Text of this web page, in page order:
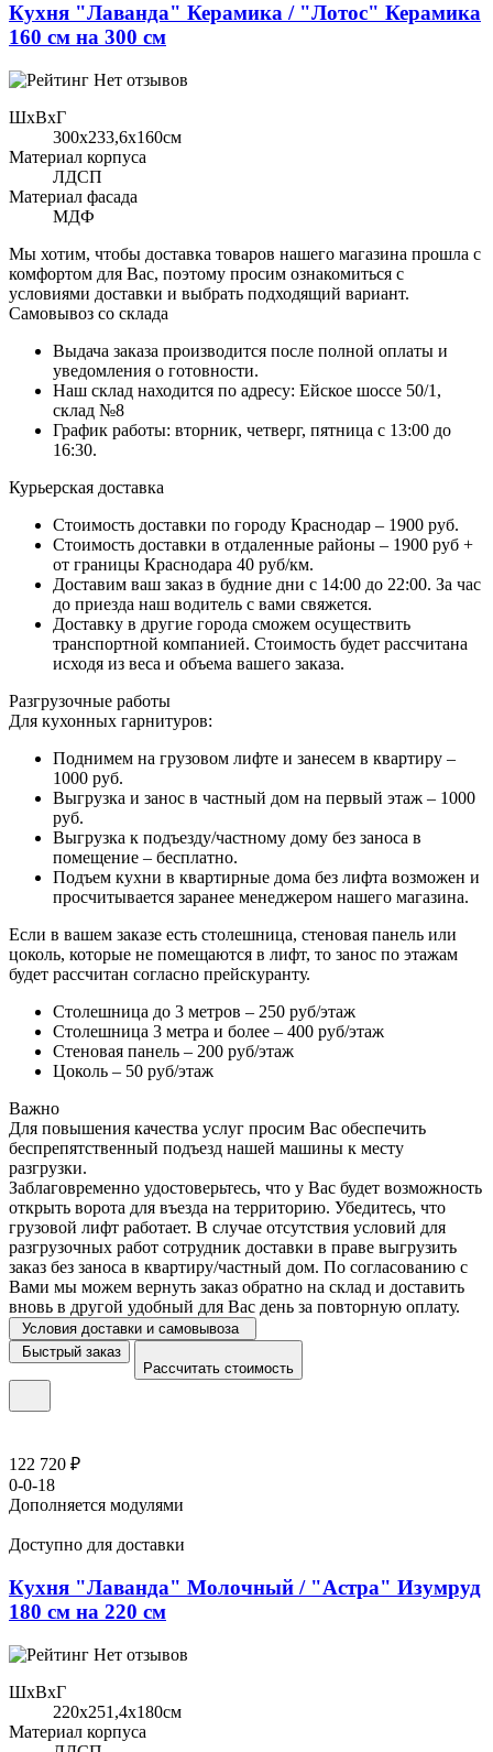
Кухня "Лаванда" Керамика / "Лотос" Керамика
160 см на 300 см
Нет отзывов
ШхВхГ
300x233,6х160см
Материал корпуса
ЛДСП
Материал фасада
МДФ
Мы хотим, чтобы доставка товаров нашего магазина прошла с
комфортом для Вас, поэтому просим ознакомиться с
условиями доставки и выбрать подходящий вариант.
Самовывоз со склада
Выдача заказа производится после полной оплаты и
уведомления о готовности.
Наш склад находится по адресу: Ейское шоссе 50/1,
склад №8
График работы: вторник, четверг, пятница с 13:00 до
16:30.
Курьерская доставка
Стоимость доставки по городу Краснодар – 1900 руб.
Стоимость доставки в отдаленные районы – 1900 руб +
от границы Краснодара 40 руб/км.
Доставим ваш заказ в будние дни с 14:00 до 22:00. За час
до приезда наш водитель с вами свяжется.
Доставку в другие города сможем осуществить
транспортной компанией. Стоимость будет рассчитана
исходя из веса и объема вашего заказа.
Разгрузочные работы
Для кухонных гарнитуров:
Поднимем на грузовом лифте и занесем в квартиру –
1000 руб.
Выгрузка и занос в частный дом на первый этаж – 1000
руб.
Выгрузка к подъезду/частному дому без заноса в
помещение – бесплатно.
Подъем кухни в квартирные дома без лифта возможен и
просчитывается заранее менеджером нашего магазина.
Если в вашем заказе есть столешница, стеновая панель или
цоколь, которые не помещаются в лифт, то занос по этажам
будет рассчитан согласно прейскуранту.
Столешница до 3 метров – 250 руб/этаж
Столешница 3 метра и более – 400 руб/этаж
Стеновая панель – 200 руб/этаж
Цоколь – 50 руб/этаж
Важно
Для повышения качества услуг просим Вас обеспечить
беспрепятственный подъезд нашей машины к месту
разгрузки.
Заблаговременно удостоверьтесь, что у Вас будет возможность
открыть ворота для въезда на территорию. Убедитесь, что
грузовой лифт работает. В случае отсутствия условий для
разгрузочных работ сотрудник доставки в праве выгрузить
заказ без заноса в квартиру/частный дом. По согласованию с
Вами мы можем вернуть заказ обратно на склад и доставить
вновь в другой удобный для Вас день за повторную оплату.
Условия доставки и самовывоза
Быстрый заказ
Рассчитать стоимость
122 720 ₽
0-0-18
Дополняется модулями
Доступно для доставки
Кухня "Лаванда" Молочный / "Астра" Изумруд
180 см на 220 см
Нет отзывов
ШхВхГ
220x251,4х180см
Материал корпуса